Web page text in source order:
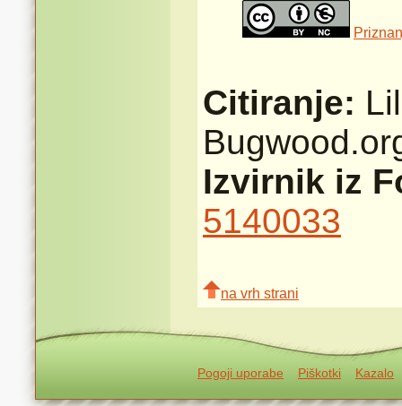
Citiranje:
Izvirnik iz
5140033
na vrh strani
Pogoji uporabe Piškotki Kazalo